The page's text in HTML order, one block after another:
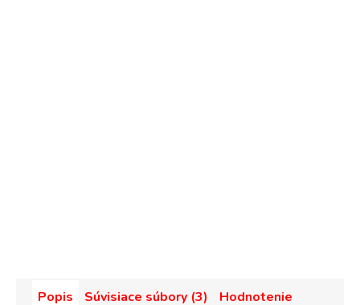
Popis Súvisiace súbory (3)
Hodnotenie